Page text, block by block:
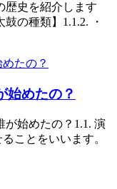
歴史を紹介します
の種類】1.1.2. ・
始めたの？
が始めたの？1.1. 演
ことをいいます。